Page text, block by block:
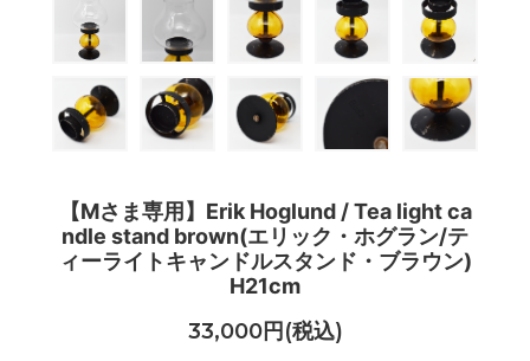
【Mさま専用】Erik Hoglund / Tea light ca
ndle stand brown(エリック・ホグラン/テ
ィーライトキャンドルスタンド・ブラウン)
H21cm
33,000円(税込)